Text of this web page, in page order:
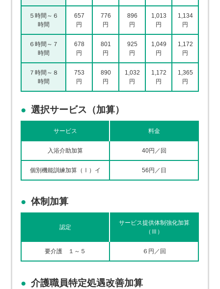
５時間～６
時間
657
円
776
円
896
円
1,013
円
1,134
円
６時間～７
時間
678
円
801
円
925
円
1,049
円
1,172
円
７時間～８
時間
753
円
890
円
1,032
円
1,172
円
1,365
円
選択サービス（加算）
サービス 料金
入浴介助加算 40円／回
個別機能訓練加算（Ⅰ）イ 56円／日
体制加算
認定
サービス提供体制強化加算
（Ⅲ）
要介護 １～５ ６円／回
介護職員特定処遇改善加算